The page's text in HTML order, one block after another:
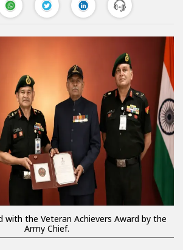
with the Veteran Achievers Award by the
Army Chief.